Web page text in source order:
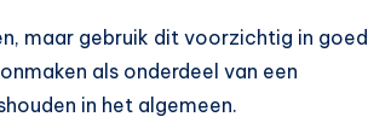
maar gebruik dit voorzichtig in goed
als onderdeel van een
in het algemeen.